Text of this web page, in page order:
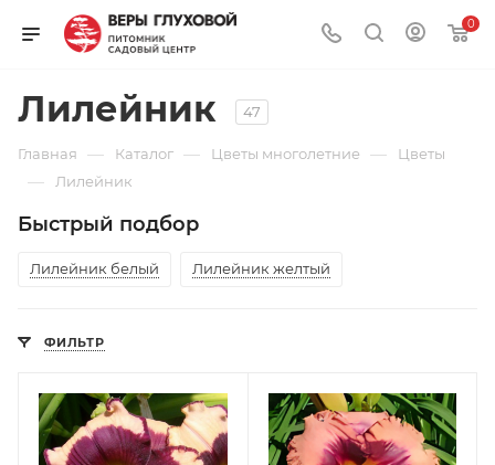
0
Лилейник 47
Главная — Каталог — Цветы многолетние — Цветы
— Лилейник
Быстрый подбор
Лилейник белый Лилейник желтый
ФИЛЬТР